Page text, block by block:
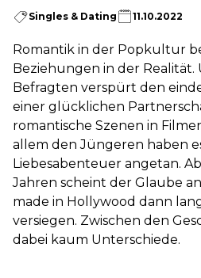
Singles & Dating 11.10.2022
Romantik in der Popkultur
Beziehungen in der
Befragten verspürt den
einer glücklichen
romantische Szenen in
allem den Jüngeren haben
Liebesabenteuer angetan.
Jahren scheint der Glaube
made in Hollywood dann
versiegen. Zwischen den
dabei kaum Unterschiede.